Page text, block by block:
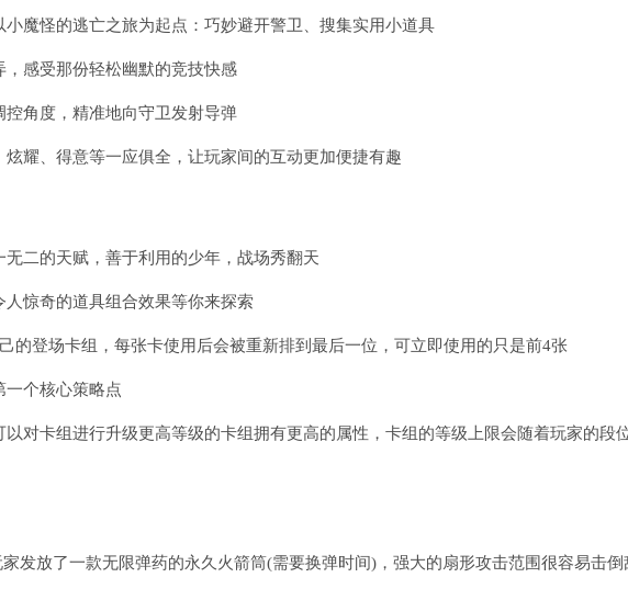
魔怪的逃亡之旅为起点：巧妙避开警卫、搜集实用小道具
感受那份轻松幽默的竞技快感
角度，精准地向守卫发射导弹
耀、得意等一应俱全，让玩家间的互动更加便捷有趣
二的天赋，善于利用的少年，战场秀翻天
惊奇的道具组合效果等你来探索
的登场卡组，每张卡使用后会被重新排到最后一位，可立即使用的只是前4张
一个核心策略点
对卡组进行升级更高等级的卡组拥有更高的属性，卡组的等级上限会随着玩家的段
发放了一款无限弹药的永久火箭筒(需要换弹时间)，强大的扇形攻击范围很容易击倒